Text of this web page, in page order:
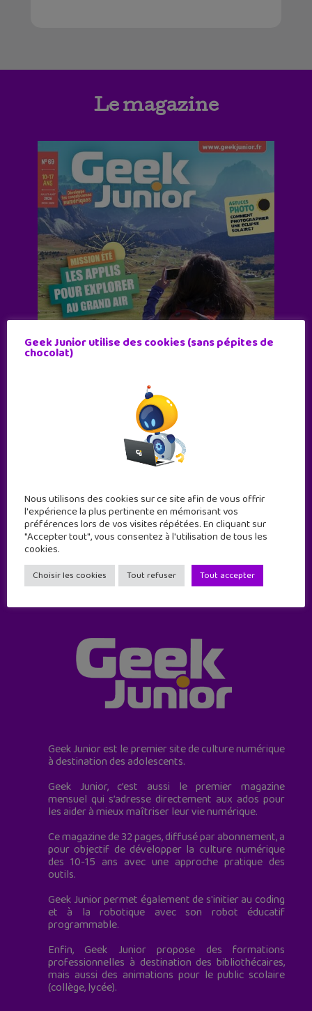
Le magazine
Abonne-toi !
11 numéros par an
Geek Junior est le premier site de culture numérique
à destination des adolescents.
Geek Junior, c’est aussi le premier magazine
mensuel qui s’adresse directement aux ados pour
les aider à mieux maîtriser leur vie numérique.
Ce magazine de 32 pages, diffusé par abonnement, a
pour objectif de développer la culture numérique
des 10-15 ans avec une approche pratique des
outils.
Geek Junior permet également de s'initier au coding
et à la robotique avec son robot éducatif
programmable.
Enfin, Geek Junior propose des formations
professionnelles à destination des bibliothécaires,
mais aussi des animations pour le public scolaire
(collège, lycée).
Geek Junior utilise des cookies (sans pépites de
chocolat)
Nous utilisons des cookies sur ce site afin de vous offrir
l'expérience la plus pertinente en mémorisant vos
préférences lors de vos visites répétées. En cliquant sur
"Accepter tout", vous consentez à l'utilisation de tous les
cookies.
Choisir les cookies Tout refuser Tout accepter